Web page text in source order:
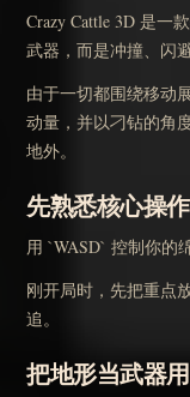
Crazy Cattle 3D 是一
武器，而是冲撞、闪
由于一切都围绕移动
动量，并以刁钻的角
地外。
先熟悉核心操作
用 `WASD` 控制你的
刚开局时，先把重点
追。
把地形当武器用